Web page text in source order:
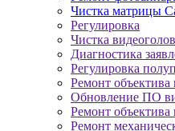
Чистка матрицы
Регулировка
Чистка
Диагностика
Регулировка
Ремонт
Обновление ПО
Ремонт
Ремонт